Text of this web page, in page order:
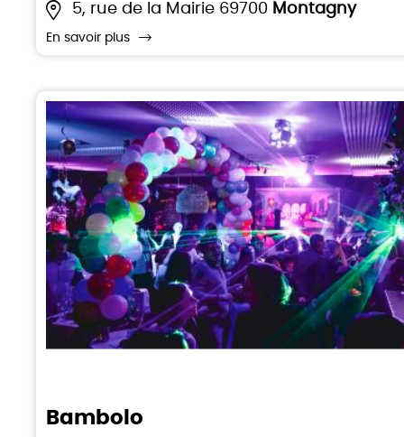
5, rue de la Mairie 69700 Montagny
En savoir plus
Bambolo